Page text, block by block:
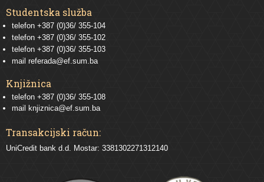
Studentska služba
telefon +387 (0)36/ 355-104
telefon +387 (0)36/ 355-102
telefon +387 (0)36/ 355-103
mail referada@ef.sum.ba
Knjižnica
telefon +387 (0)36/ 355-108
mail
knjiznica@ef.sum.ba
Transakcijski račun:
UniCredit bank d.d. Mostar: 3381302271312140